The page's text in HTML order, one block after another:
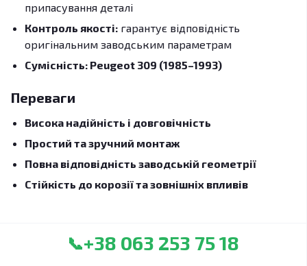
припасування деталі
Контроль якості: гарантує відповідність
оригінальним заводським параметрам
Сумісність: Peugeot 309 (1985–1993)
Переваги
Висока надійність і довговічність
Простий та зручний монтаж
Повна відповідність заводській геометрії
Стійкість до корозії та зовнішніх впливів
📞+38 063 253 75 18